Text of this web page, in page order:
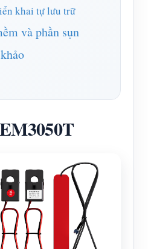
khai tự lưu trữ
và phần sụn